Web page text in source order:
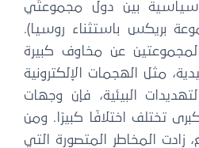
بين دول مجموعتَي
بريكس باستثناء روسيا).
عن مخاوف كبيرة
مثل الهجمات الإلكترونية
البيئية، فإن وجهات
تختلف اختلافًا كبيرًا. ومن
زادت المخاطر المتصورة التي